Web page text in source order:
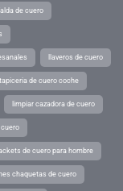
de cuero
llaveros de cuero
de cuero coche
limpiar cazadora de cuero
cuero
de cuero para hombre
chaquetas de cuero